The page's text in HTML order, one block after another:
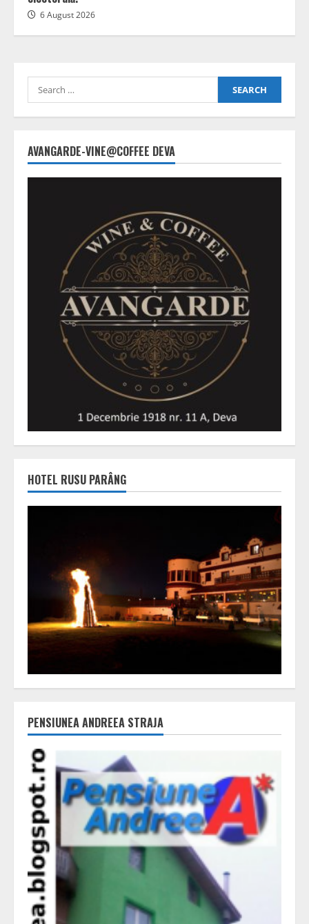
6 August 2026
Search
for:
AVANGARDE-VINE@COFFEE DEVA
HOTEL RUSU PARÂNG
PENSIUNEA ANDREEA STRAJA